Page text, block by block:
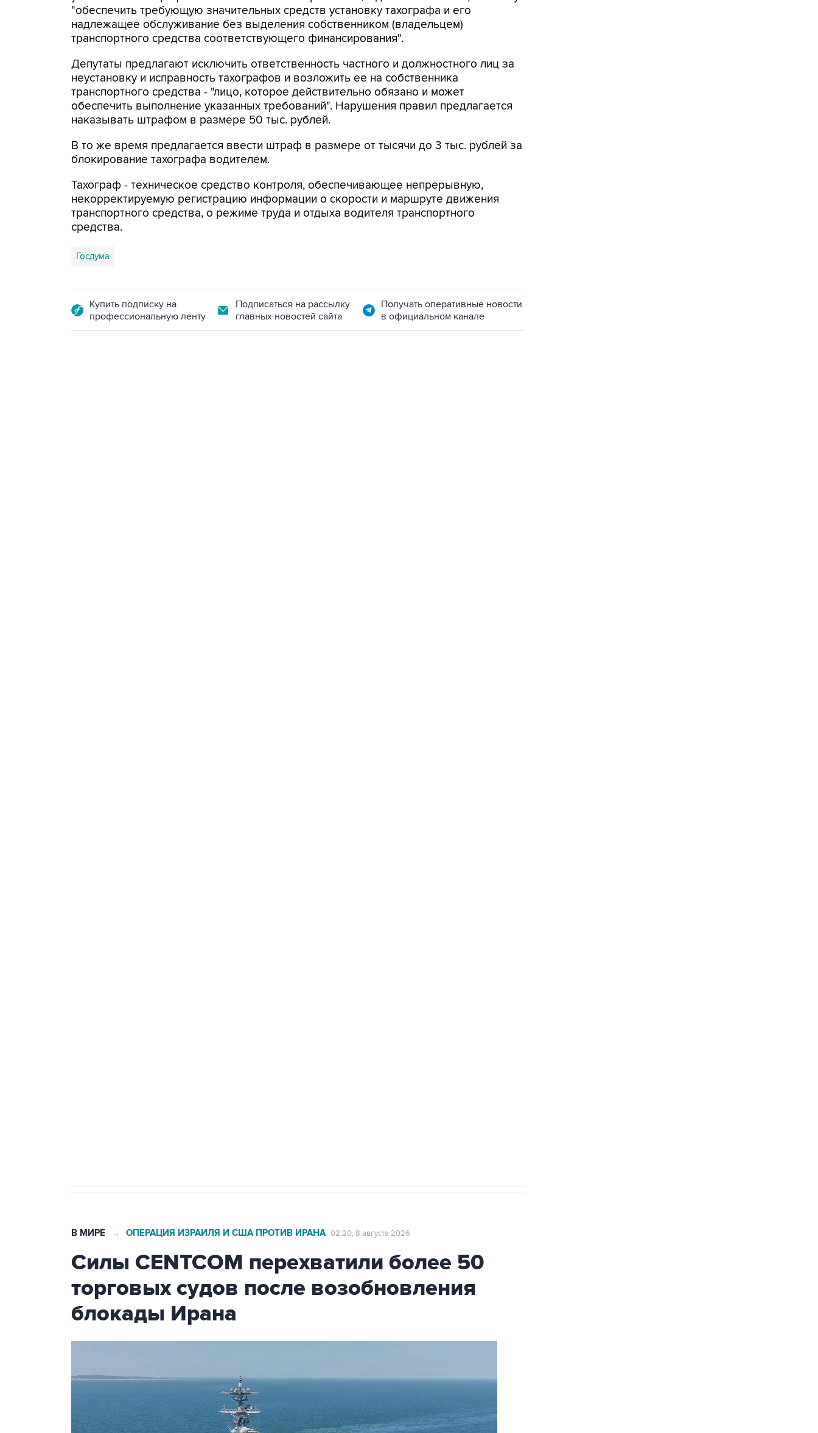
"обеспечить требующую значительных средств установку тахографа и его
надлежащее обслуживание без выделения собственником (владельцем)
транспортного средства соответствующего финансирования".
Депутаты предлагают исключить ответственность частного и должностного лиц за
неустановку и исправность тахографов и возложить ее на собственника
транспортного средства - "лицо, которое действительно обязано и может
обеспечить выполнение указанных требований". Нарушения правил предлагается
наказывать штрафом в размере 50 тыс. рублей.
В то же время предлагается ввести штраф в размере от тысячи до 3 тыс. рублей за
блокирование тахографа водителем.
Тахограф - техническое средство контроля, обеспечивающее непрерывную,
некорректируемую регистрацию информации о скорости и маршруте движения
транспортного средства, о режиме труда и отдыха водителя транспортного
средства.
Госдума
Купить подписку на
профессиональную ленту
Подписаться на рассылку
главных новостей сайта
Получать оперативные новости
в официальном канале
В МИРЕ → ОПЕРАЦИЯ ИЗРАИЛЯ И США ПРОТИВ ИРАНА 02:20, 8 августа 2026
Силы CENTCOM перехватили более 50
торговых судов после возобновления
блокады Ирана